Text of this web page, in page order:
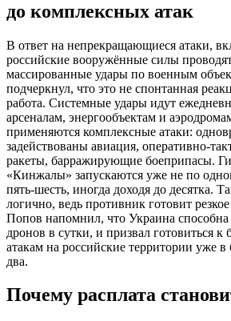
до комплексных атак
В ответ на непрекращающиеся атаки,
российские вооружённые силы
массированные удары по военным
подчеркнул, что это не спонтанная
работа. Системные удары идут
арсеналам, энергообъектам и
применяются комплексные атаки:
задействованы авиация, оперативно-
ракеты, барражирующие боеприпасы.
«Кинжалы» запускаются уже не по
пять-шесть, иногда доходя до десятка.
логично, ведь противник готовит
Попов напомнил, что Украина способна
дронов в сутки, и призвал готовиться к
атакам на российские территории уже
два.
Почему расплата